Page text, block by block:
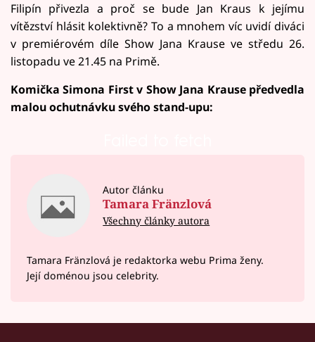
Filipín přivezla a proč se bude Jan Kraus k jejímu
vítězství hlásit kolektivně? To a mnohem víc uvidí diváci
v premiérovém díle Show Jana Krause ve středu 26.
listopadu ve 21.45 na Primě.
Komička Simona First v Show Jana Krause předvedla
malou ochutnávku svého stand-upu:
Autor článku
Tamara Fränzlová
Všechny články autora
Tamara Fränzlová je redaktorka webu Prima ženy.
Její doménou jsou celebrity.